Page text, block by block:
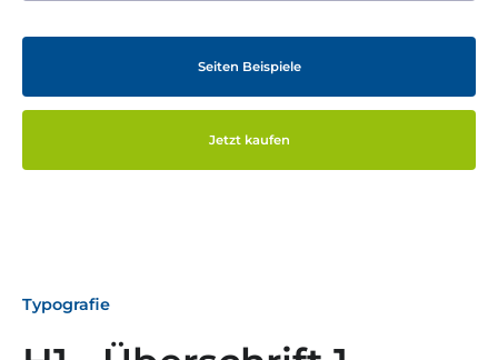
Seiten Beispiele
Jetzt kaufen
Typografie